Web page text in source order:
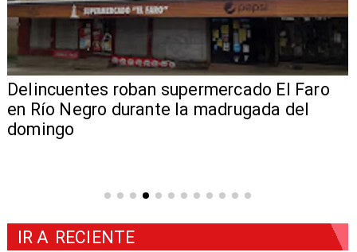
Delincuentes roban supermercado El Faro
en Río Negro durante la madrugada del
domingo
IR A RECIENTE